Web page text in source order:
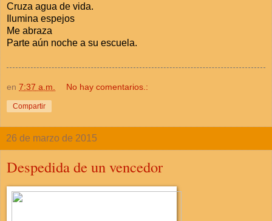
Cruza agua de vida.
Ilumina espejos
Me abraza
Parte aún noche a su escuela.
en 7:37 a.m. No hay comentarios.:
Compartir
26 de marzo de 2015
Despedida de un vencedor